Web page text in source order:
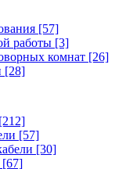
[57]
работы [3]
комнат [26]
[28]
[212]
[57]
[30]
[67]